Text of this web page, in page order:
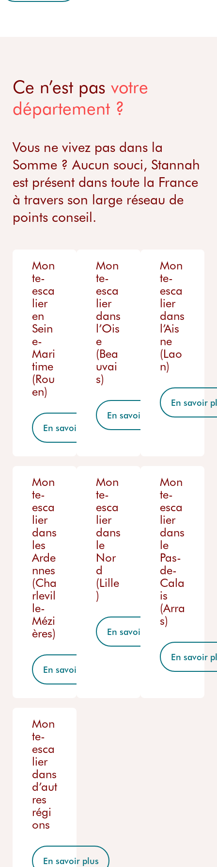
Ce n’est pas votre
département ?
Vous ne vivez pas dans la
Somme ? Aucun souci, Stannah
est présent dans toute la France
à travers son large réseau de
points conseil.
Mon
te-
esca
lier
en
Sein
e-
Mari
time
(Rou
en)
En savoir plus
Mon
te-
esca
lier
dans
l’Ois
e
(Bea
uvai
s)
En savoir plus
Mon
te-
esca
lier
dans
l’Ais
ne
(Lao
n)
En savoir
Mon
te-
esca
lier
dans
les
Arde
nnes
(Cha
rlevil
le-
Mézi
ères)
En savoir plus
Mon
te-
esca
lier
dans
le
Nor
d
(Lille
)
En savoir plus
Mon
te-
esca
lier
dans
le
Pas-
de-
Cala
is
(Arra
s)
En savoir
Mon
te-
esca
lier
dans
d’aut
res
régi
ons
En savoir plus